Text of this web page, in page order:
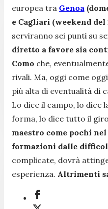
europea tra Genoa
e Cagliari (weekend del
serviranno sei punti su
diretto a favore sia
Como che,
rivali. Ma, oggi come
più alta di eventualità di
Lo dice il campo, lo dice
forma, lo dice tutto il
maestro come pochi
formazioni dalle
complicate, dovrà
esperienza. Altrimenti